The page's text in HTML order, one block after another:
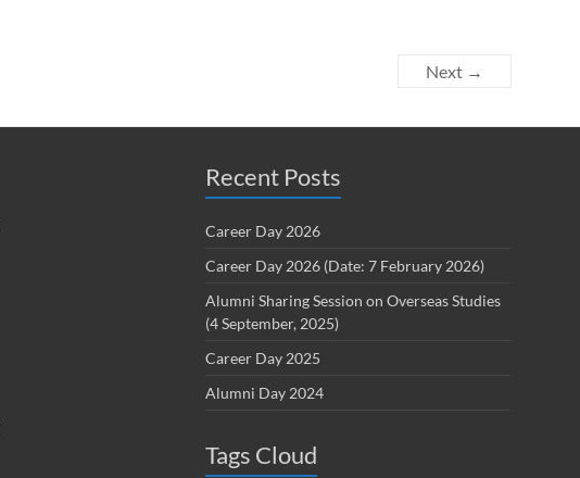
Next →
Recent Posts
Career Day 2026
Career Day 2026 (Date: 7 February 2026)
Alumni Sharing Session on Overseas Studies
(4 September, 2025)
Career Day 2025
Alumni Day 2024
Tags Cloud